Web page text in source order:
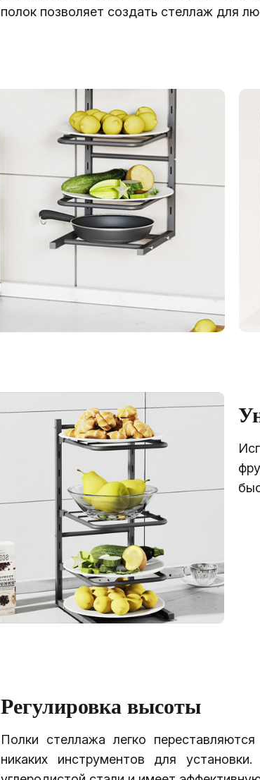
полок позволяет создать стеллаж для
Регулировка высоты
Полки стеллажа легко
никаких инструментов для